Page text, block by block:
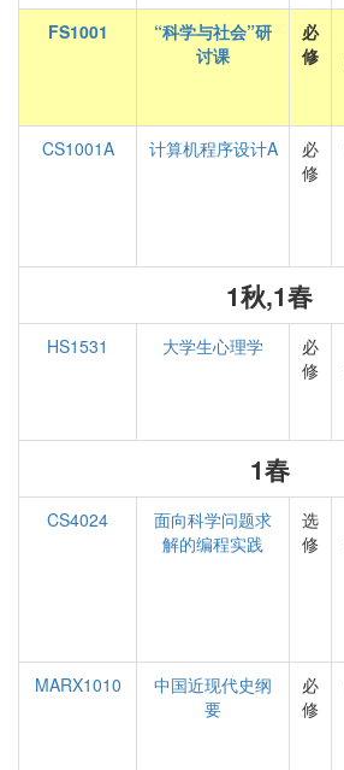
FS1001
“科学与社会”研
讨课
必
修
CS1001A
计算机程序设计A
必
修
1秋,1春
HS1531 大学生心理学
必
修
1春
CS4024
面向科学问题求
解的编程实践
选
修
MARX1010
中国近现代史纲
要
必
修